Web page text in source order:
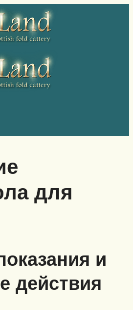
для
и
действия